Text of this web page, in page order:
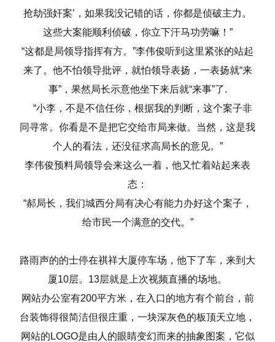
抢劫强奸案’，如果我没记错的话，你都是侦破主力。
这些大案能顺利侦破，你立下汗马功劳嘛！”
“这都是局领导指挥有方。”李伟俊听到这里紧张的站起
来了。他不怕领导批评，就怕领导表扬，一表扬就“来
事”，果然局长示意他坐下来后就“来事”了.
“小李，不是不信任你，根据我的判断，这个案子非
同寻常。你看是不是把它交给市局来做。当然，这是我
个人的看法，还没征求高局长的意见。”
李伟俊预料局领导会来这么一着，他又忙着站起来表
态：
“郝局长，我们城西分局有决心有能力办好这个案子，
给市民一个满意的交代。”
路雨声的的士停在祺祥大厦停车场，他下了车，来到大
厦10层。13层就是上次视频直播的场地。
网站办公室有200平方米，在入口的地方有个前台，前
台装饰得很简洁但很庄重，一块深灰色的板顶天立地，
网站的LOGO是由人的眼睛变幻而来的抽象图案，它似